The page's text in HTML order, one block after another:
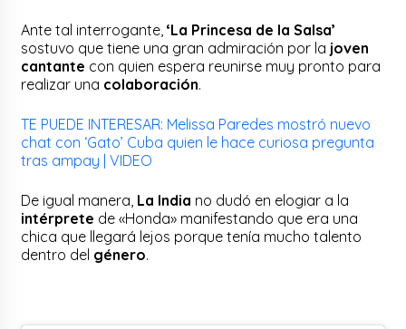
Ante tal interrogante,‘La Princesa de la Salsa’
sostuvo que tiene una gran admiración por la joven
cantante con quien espera reunirse muy pronto para
realizar una colaboración.
TE PUEDE INTERESAR: Melissa Paredes mostró nuevo
chat con ‘Gato’ Cuba quien le hace curiosa pregunta
tras ampay | VIDEO
De igual manera, La India no dudó en elogiar a la
intérprete de «Honda» manifestando que era una
chica que llegará lejos porque tenía mucho talento
dentro del género.